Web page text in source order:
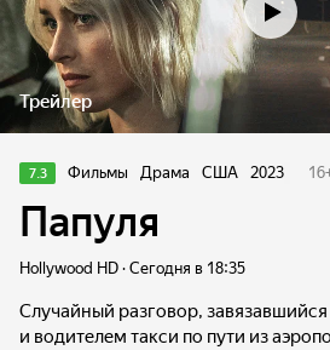
Трейлер
7.3 Фильмы Драма США 2023 16
Папуля
Hollywood HD · Сегодня в 18:35
Случайный разговор,
и водителем такси по пути из